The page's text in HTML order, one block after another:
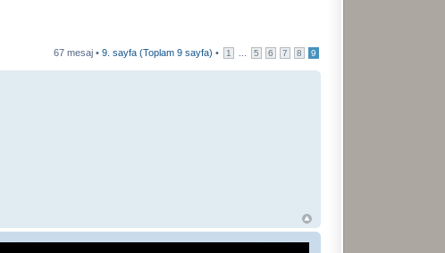
67 mesaj • 9 . sayfa (Toplam 9 sayfa) • 1 5 6 7 8 9